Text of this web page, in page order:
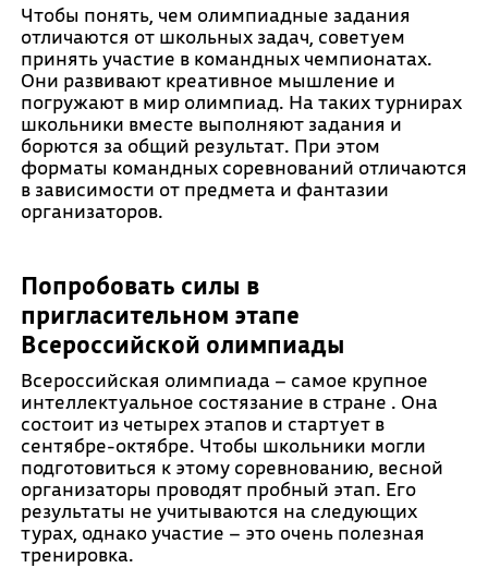
Чтобы понять, чем олимпиадные задания
отличаются от школьных задач, советуем
принять участие в командных чемпионатах.
Они развивают креативное мышление и
погружают в мир олимпиад. На таких турнирах
школьники вместе выполняют задания и
борются за общий результат. При этом
форматы командных соревнований отличаются
в зависимости от предмета и фантазии
организаторов.
Попробовать силы в
пригласительном этапе
Всероссийской олимпиады
Всероссийская олимпиада – самое крупное
интеллектуальное состязание в стране . Она
состоит из четырех этапов и стартует в
сентябре-октябре. Чтобы школьники могли
подготовиться к этому соревнованию, весной
организаторы проводят пробный этап. Его
результаты не учитываются на следующих
турах, однако участие – это очень полезная
тренировка.